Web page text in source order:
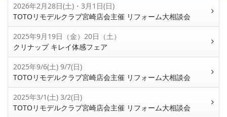
2026年2月28日(土)・3月1日(日)
TOTOリモデルクラブ宮崎店会主催 リフォーム大相談会
2025年9月19日（金）20日（土）
クリナップ キレイ体感フェア
2025年9/6(土) 9/7(日)
TOTOリモデルクラブ宮崎店会主催 リフォーム大相談会
2025年3/1(土) 3/2(日)
TOTOリモデルクラブ宮崎店会主催 リフォーム大相談会